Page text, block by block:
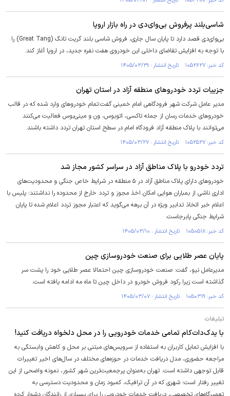
شاسی‌بلند پرفروش بی‌وای‌دی در راه بازار اروپا
بی‌وای‌دی قصد دارد تا پایان سال جاری، فروش شاسی بلند گریت تانگ (Great Tang) را
با توجه به افزایش تقاضای داخلی این خودروی هفت نفره جدید، در اروپا آغاز کند.
کد خبر: ۱۰۵۲۶۲۷ تاریخ انتشار : ۱۴۰۵/۰۳/۲۹
جزییات تردد خودرو‌های منطقه آزاد در استان تهران
مدیر عامل شرکت شهر فرودگاهی امام خمینی گفت:تمام خودرو‌های وارد شده که در قالب
خودرو‌های خدمات رسان از جمله تاکسی، اتوبوس، ون و مینی‌بوس فعالیت می‌کنند
می‌توانند با پلاک منطقه آزاد فرودگاه امام در سطح استان تهران تردد داشته باشند.
کد خبر: ۱۰۵۲۵۲۷ تاریخ انتشار : ۱۴۰۵/۰۳/۲۷
تردد خودرو با پلاک مناطق آزاد در سراسر کشور مجاز شد
خودرو‌های دارای پلاک مناطق آزاد در ۵ منطقه در شرایط خاص جنگی و محدودیت‌های
اداری ناشی از بمباران هوایی امکان اخذ مجوز و تردد خارج از محدوده را نداشتند؛ پلیس با
اعلام خبر اتخاذ تدابیر ویژه در آن برهه می‌گوید که اعتبار مجوز تردد اعلام شده تا پایان
شرایط جنگی پابرجاست.
کد خبر: ۱۰۵۰۵۱۸ تاریخ انتشار : ۱۴۰۵/۰۳/۱۰
پایان عصر طلایی برای صنعت خودروسازی چین
مدیرعامل نیو، گفت: صنعت خودروسازی چین احتمالا عصر طلایی خود را پشت سر
گذاشته است زیرا رکود فروش خودرو در داخل چین تا ماه مه ادامه یافته است.
کد خبر: ۱۰۵۰۳۱۹ تاریخ انتشار : ۱۴۰۵/۰۳/۰۷
تبلیغات
با یدک‌دات‌کام تمامی خدمات خودرویی را در محل دلخواه دریافت کنید!
با افزایش تمایل کاربران به استفاده از سرویس‌های مبتنی بر محل و کاهش وابستگی به
مراجعه حضوری، مدل دریافت خدمات در حوزه‌های مختلف در سال‌های اخیر تغییرات
قابل توجهی داشته است. تهران به‌عنوان پرجمعیت‌ترین شهر کشور، نمونه واضحی از این
تغییر رفتار است؛ شهری که در آن ترافیک، کمبود زمان و محدودیت دسترسی به